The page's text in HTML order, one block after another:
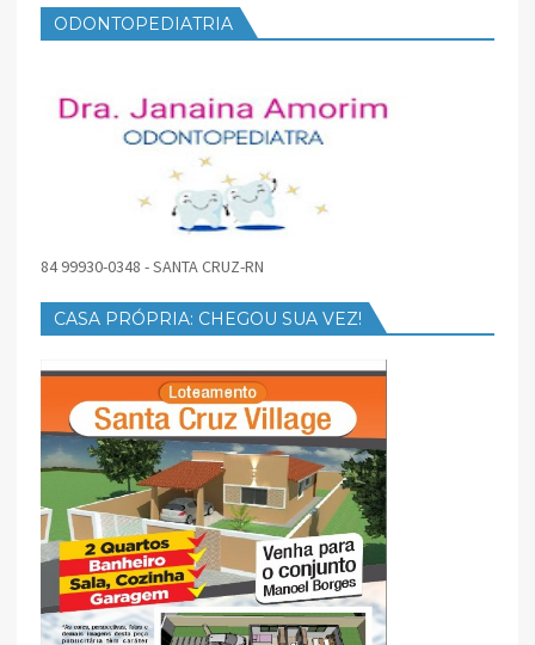
ODONTOPEDIATRIA
84 99930-0348 - SANTA CRUZ-RN
CASA PRÓPRIA: CHEGOU SUA VEZ!